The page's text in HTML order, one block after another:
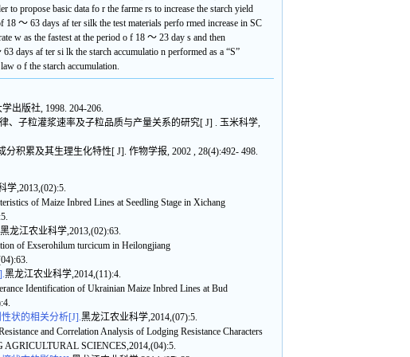
propose basic data fo r the farme rs to increase the starch yield
～ 63 days af ter silk the test materials perfo rmed increase in SC
w as the fastest at the period o f 18 ～ 23 day s and then
days af ter si lk the starch accumulatio n performed as a “S”
o f the starch accumulation.
出版社, 1998. 204-206.
、子粒灌浆速率及子粒品质与产量关系的研究[ J] . 玉米科学,
积累及其生理生化特性[ J]. 作物学报, 2002 , 28(4):492- 498.
学,2013,(02):5.
of Maize Inbred Lines at Seedling Stage in Xichang
黑龙江农业科学,2013,(02):63.
of Exserohilum turcicum in Heilongjiang
黑龙江农业科学,2014,(11):4.
Identification of Ukrainian Maize Inbred Lines at Bud
状的相关分析[J].黑龙江农业科学,2014,(07):5.
and Correlation Analysis of Lodging Resistance Characters
SCIENCES,2014,(04):5.